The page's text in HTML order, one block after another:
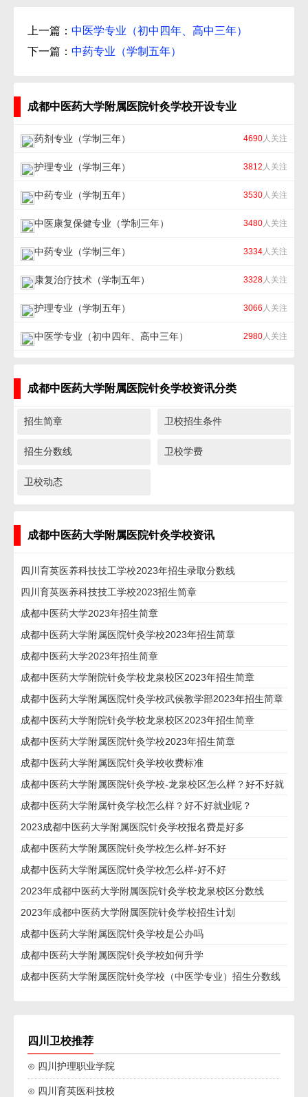
上一篇： 中医学专业（初中四年、高中三年）
下一篇： 中药专业（学制五年）
成都中医药大学附属医院针灸学校开设专业
药剂专业（学制三年） 4690人关注
护理专业（学制三年） 3812 人关注
中药专业（学制五年） 3530人关注
中医康复保健专业（学制三年） 3480人关注
中药专业（学制三年） 3334人关注
康复治疗技术（学制五年） 3328人关注
护理专业（学制五年） 3066 人关注
中医学专业（初中四年、高中三年） 2980人关注
成都中医药大学附属医院针灸学校资讯分类
招生简章 卫校招生条件
招生分数线 卫校学费
卫校动态
成都中医药大学附属医院针灸学校资讯
四川育英医养科技技工学校2023年招生录取分数线
四川育英医养科技技工学校2023招生简章
成都中医药大学2023年招生简章
成都中医药大学附属医院针灸学校2023年招生简章
成都中医药大学2023年招生简章
成都中医药大学附院针灸学校龙泉校区2023年招生简章
成都中医药大学附属医院针灸学校武侯教学部2023年招生简章
成都中医药大学附院针灸学校龙泉校区2023年招生简章
成都中医药大学附属医院针灸学校2023年招生简章
成都中医药大学附属医院针灸学校收费标准
成都中医药大学附属医院针灸学校-龙泉校区怎么样？好不好就
业呢？
成都中医药大学附属针灸学校怎么样？好不好就业呢？
2023成都中医药大学附属医院针灸学校报名费是好多
成都中医药大学附属医院针灸学校怎么样-好不好
成都中医药大学附属医院针灸学校怎么样-好不好
2023年成都中医药大学附属医院针灸学校龙泉校区分数线
2023年成都中医药大学附属医院针灸学校招生计划
成都中医药大学附属医院针灸学校是公办吗
成都中医药大学附属医院针灸学校如何升学
成都中医药大学附属医院针灸学校（中医学专业）招生分数线
四川卫校推荐
⊙ 四川护理职业学院
⊙ 四川育英医科技校